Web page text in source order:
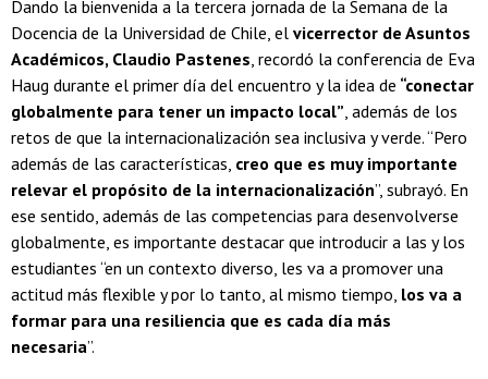
Dando la bienvenida a la tercera jornada de la Semana de la
Docencia de la Universidad de Chile, el vicerrector de Asuntos
Académicos, Claudio Pastenes, recordó la conferencia de Eva
Haug durante el primer día del encuentro y la idea de “conectar
globalmente para tener un impacto local”, además de los
retos de que la internacionalización sea inclusiva y verde. “Pero
además de las características, creo que es muy importante
relevar el propósito de la internacionalización”, subrayó. En
ese sentido, además de las competencias para desenvolverse
globalmente, es importante destacar que introducir a las y los
estudiantes “en un contexto diverso, les va a promover una
actitud más flexible y por lo tanto, al mismo tiempo, los va a
formar para una resiliencia que es cada día más
necesaria”.